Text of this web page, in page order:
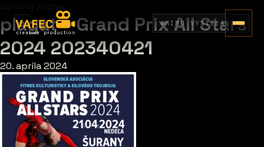
MIMO VYSIELANIA
Domov Archív
plagat – Grand Prix All Stars
2024 202340421
20. apríla 2024